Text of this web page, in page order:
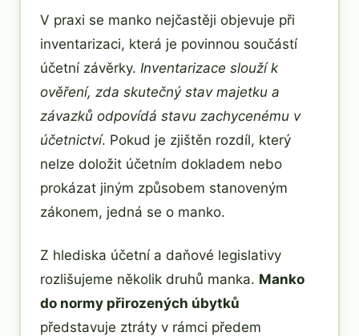
V praxi se manko nejčastěji objevuje při
inventarizaci, která je povinnou součástí
účetní závěrky. Inventarizace slouží k
ověření, zda skutečný stav majetku a
závazků odpovídá stavu zachycenému v
účetnictví. Pokud je zjištěn rozdíl, který
nelze doložit účetním dokladem nebo
prokázat jiným způsobem stanoveným
zákonem, jedná se o manko.
Z hlediska účetní a daňové legislativy
rozlišujeme několik druhů manka. Manko
do normy přirozených úbytků
představuje ztráty v rámci předem